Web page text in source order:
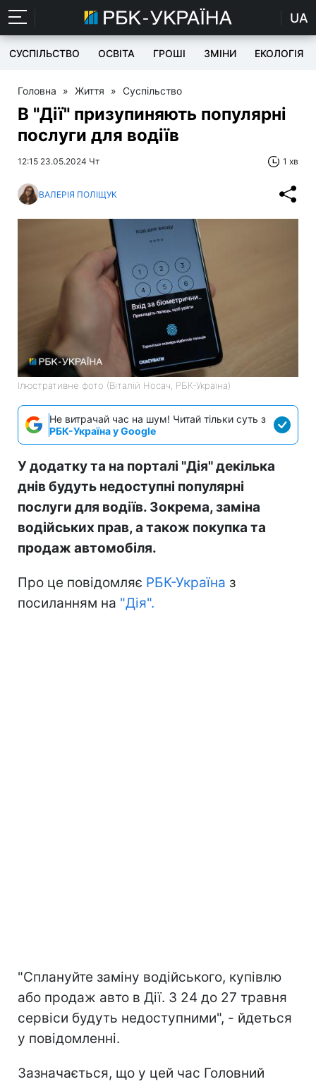
UA
СУСПІЛЬСТВО ОСВІТА ГРОШІ ЗМІНИ ЕКОЛОГІЯ
Головна » Життя » Суспільство
В "Дії" призупиняють популярні
послуги для водіїв
12:15 23.05.2024 Чт 1 хв
ВАЛЕРІЯ ПОЛІЩУК
Ілюстративне фото (Віталій Носач, РБК-Україна)
Не витрачай час на шум! Читай тільки суть з
РБК-Україна у Google
У додатку та на порталі "Дія" декілька
днів будуть недоступні популярні
послуги для водіїв. Зокрема, заміна
водійських прав, а також покупка та
продаж автомобіля.
Про це повідомляє РБК-Україна з
посиланням на "Дія".
"Сплануйте заміну водійського, купівлю
або продаж авто в Дії. З 24 до 27 травня
сервіси будуть недоступними", - йдеться
у повідомленні.
Зазначається, що у цей час Головний